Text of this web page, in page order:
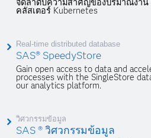
จัดลำดับความสำคัญของปริมาณงาน
คลัสเตอร์ Kubernetes
Real-time distributed database
SAS® SpeedyStore
Gain open access to data and
processes with the SingleStore
our analytics platform.
วิศวกรรมข้อมูล
SAS ® วิศวกรรมข้อมูล